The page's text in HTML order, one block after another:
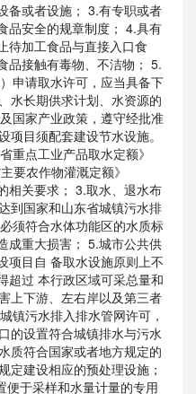
备或者设施； 3.有专职或者
品安全的规章制度； 4.具有
待加工食品与直接入口食
品接触有毒物、不洁物； 5.
申请取水许可，应当具备下
水长期供求计划、水资源的
国家产业政策，遵守经批准
项目须配套建设节水设施。
重点工业产品取水定额》
要农作物灌溉定额》
相关要求； 3.取水、退水布
到国家和山东省城镇污水排
须符合水体功能区的水质标
成重大损害； 5.城市公共供
项目自 备取水设施原则上不
超过 本行政区域可采总量和
上下游、左右岸以及第三者
镇污水排入排水管网许可，
的设置符合城镇排水与污水
质符合国家或者地方规定的
定建设相应的预处理设施；
便于采样和水量计量的专用